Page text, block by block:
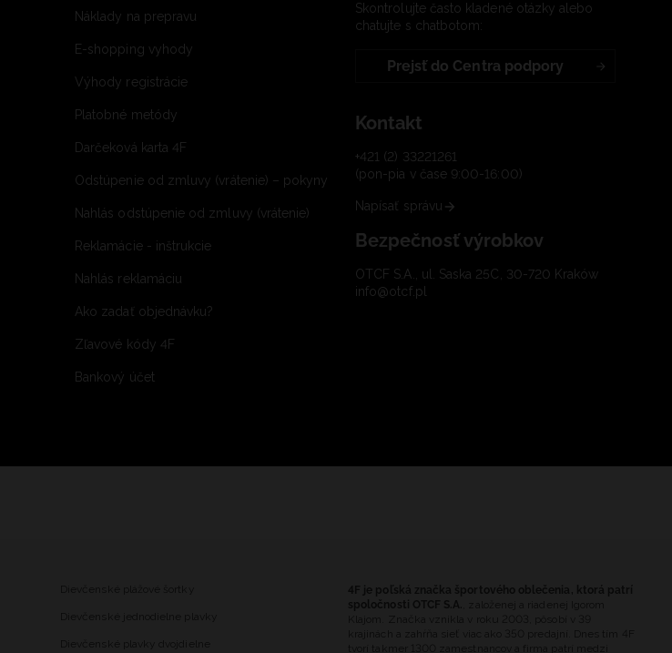
Náklady na prepravu
E-shopping vyhody
Výhody registrácie
Platobné metódy
Darčeková karta 4F
Odstúpenie od zmluvy (vrátenie) – pokyny
Nahlás odstúpenie od zmluvy (vrátenie)
Reklamácie - inštrukcie
Nahlás reklamáciu
Ako zadať objednávku?
Zľavové kódy 4F
Bankový účet
Skontrolujte často kladené otázky alebo
chatujte s chatbotom:
Prejsť do Centra podpory
Kontakt
+421 (2) 33221261
(pon-pia v čase 9:00-16:00)
Napísať správu
Bezpečnosť výrobkov
OTCF S.A., ul. Saska 25C, 30-720 Kraków
info@otcf.pl